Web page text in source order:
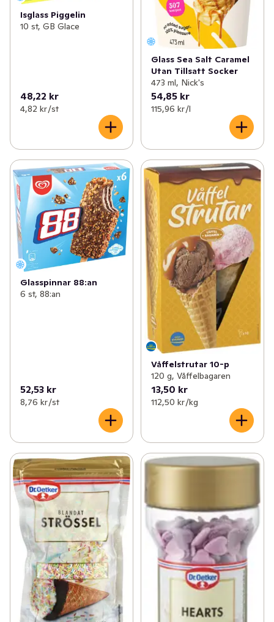
Isglass Piggelin
10 st, GB Glace
48,22 kr
4,82 kr /st
Glass Sea Salt Caramel
Utan Tillsatt Socker
473 ml, Nick's
54,85 kr
115,96 kr /l
Glasspinnar 88:an
6 st, 88:an
52,53 kr
8,76 kr /st
Våffelstrutar 10-p
120 g, Våffelbagaren
13,50 kr
112,50 kr /kg